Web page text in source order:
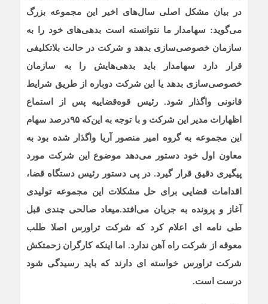
در بیان مشکل اصلی سال‌های اخیر این مجموعه بزرگ
می‌گوید: سهامدار ما نتوانسته است بدهی‌های خود را به
سازمان خصوصی‌سازی بدهد و شرکت در حالت بلاتکلیفی
قرار دارد سهامدار باید بدهی‌هایش را به سازمان
خصوصی‌سازی بدهد یا این شرکت دوباره از طریق شرایط
قانونی واگذار شود. رئیس قوه‌قضاییه پس از استماع
اظهارات مدیر این شرکت و با توجه به این‌که ۹۵درصد سهام
این مجموعه به گروه امیر منصور آریا واگذار شده بود به
معاون اول خود دستور می‌دهد موضوع این شرکت مورد
پیگیری دقیق قرار گیرد. در پی دستور رئیس دستگاه قضا،
اقدامات قضایی برای حل مشکلات این مجموعه تولیدی
آغاز و پرونده به جریان می‌افتد.میعاد صالحی چندی قبل
طی نامه ای اعلام کرد که شرکت تراورس اصلا طلب
معوقه از شرکت راه آهن ندارد. اما اینکه کارگران زحمتکش
شرکت تراورس خواسته ای دارند که باید رسیدگی شود
درست است.